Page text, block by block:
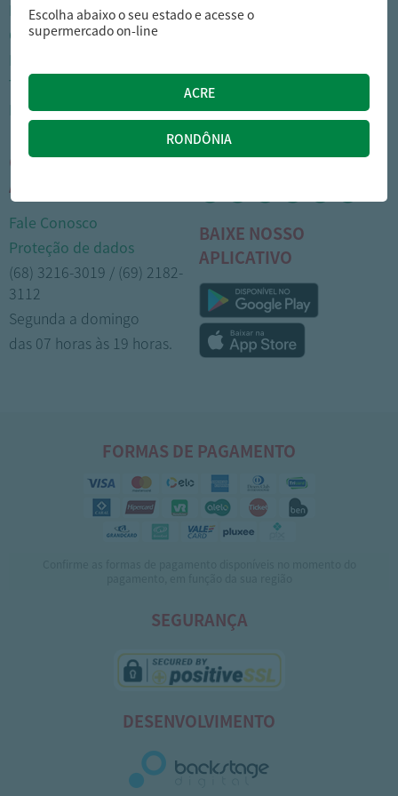
Nossas lojas
Cartão Arasuper
Trabalhe Conosco
Portal do colaborador
Como comprar
Trocas e devoluções
Formas de pagamento
CENTRAL DE
ATENDIMENTO
Fale Conosco
Proteção de dados
(68) 3216-3019 / (69) 2182-
3112
Segunda a domingo
das 07 horas às 19 horas.
MÍDIAS SOCIAIS
BAIXE NOSSO
APLICATIVO
FORMAS DE PAGAMENTO
SEGURANÇA
DESENVOLVIMENTO
Escolha abaixo o seu estado e acesse o
supermercado on-line